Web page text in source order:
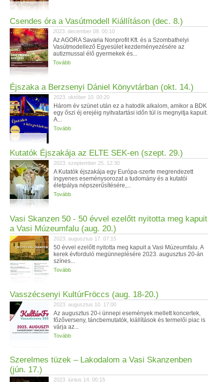
Csendes óra a Vasútmodell Kiállításon (dec. 8.)
2023. december 08. 00:10
Az AGORA Savaria Nonprofit Kft. és a Szombathelyi
Vasútmodellező Egyesület kezdeményezésére az
autizmussal élő gyermekek és...
Tovább
Éjszaka a Berzsenyi Dániel Könyvtárban (okt. 14.)
2023. október 10. 00:20
Három év szünet után ez a hatodik alkalom, amikor a BDK
egy őszi éj erejéig nyitvatartási időn túl is megnyitja kapuit.
A...
Tovább
Kutatók Éjszakája az ELTE SEK-en (szept. 29.)
2023. szeptember 25. 12:30
A Kutatók éjszakája egy Európa-szerte megrendezett
ingyenes eseménysorozat a tudomány és a kutatói
életpálya népszerűsítésére,...
Tovább
Vasi Skanzen 50 - 50 évvel ezelőtt nyitotta meg kapuit
a Vasi Múzeumfalu (aug. 20.)
2023. augusztus 17. 07:15
50 évvel ezelőtt nyitotta meg kapuit a Vasi Múzeumfalu. A
kerek évforduló megünneplésére 2023. augusztus 20-án
színes...
Tovább
Vasszécsenyi KultúrFröccs (aug. 18-20.)
2023. augusztus 10. 17:00
Az augusztus 20-i ünnepi események mellett koncertek,
főzőverseny, táncbemutatók, kiállítások és termelői piac is
várja az...
Tovább
Szerelmes tüzek – Lakodalom a Vasi Skanzenben
(jún. 17.)
2023. június 14. 00:15